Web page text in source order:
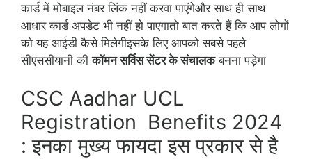
कार्ड में मोबाइल नंबर लिंक नहीं करवा पाएंगेऔर साथ ही साथ
आधार कार्ड अपडेट भी नहीं हो पाएगातो बात करते हैं कि आप लोगों
को यह आईडी कैसे मिलेगीइसके लिए आपको सबसे पहले
सीएससीयानी कीकॉमन सर्विस सेंटर के संचालकबनना पड़ेगा
CSC Aadhar UCL
Registration Benefits 2024
: इनका मुख्य फायदा इस प्रकार से है